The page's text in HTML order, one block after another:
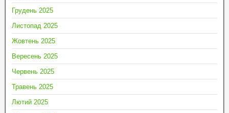
Грудень 2025
Листопад 2025
Жовтень 2025
Вересень 2025
Червень 2025
Травень 2025
Лютий 2025